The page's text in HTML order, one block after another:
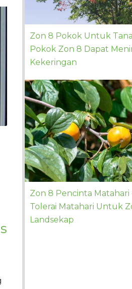
Zon 8 Pokok Untuk
Pokok Zon 8 Dapat
Kekeringan
Zon 8 Pencinta Matahari
Tolerai Matahari Untuk
Landsekap